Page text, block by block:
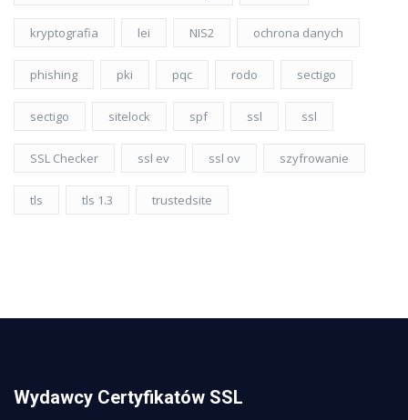
kryptografia lei NIS2 ochrona danych
phishing pki pqc rodo sectigo
sectigo sitelock spf ssl ssl
SSL Checker ssl ev ssl ov szyfrowanie
tls tls 1.3 trustedsite
Wydawcy Certyfikatów SSL